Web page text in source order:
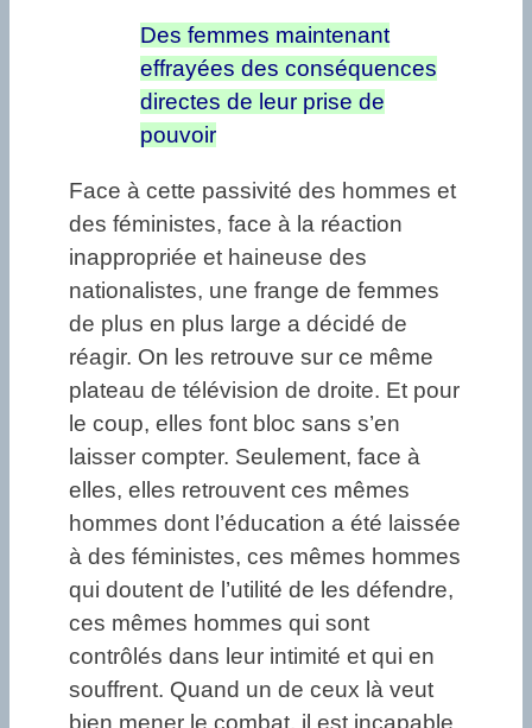
Des femmes maintenant
effrayées des conséquences
directes de leur prise de
pouvoir
Face à cette passivité des hommes et
des féministes, face à la réaction
inappropriée et haineuse des
nationalistes, une frange de femmes
de plus en plus large a décidé de
réagir. On les retrouve sur ce même
plateau de télévision de droite. Et pour
le coup, elles font bloc sans s’en
laisser compter. Seulement, face à
elles, elles retrouvent ces mêmes
hommes dont l’éducation a été laissée
à des féministes, ces mêmes hommes
qui doutent de l’utilité de les défendre,
ces mêmes hommes qui sont
contrôlés dans leur intimité et qui en
souffrent. Quand un de ceux là veut
bien mener le combat, il est incapable